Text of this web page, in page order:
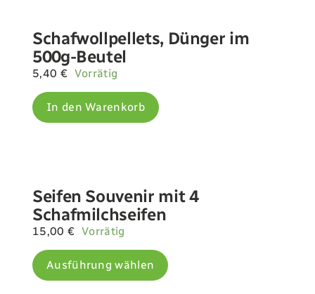
Schafwollpellets, Dünger im
500g-Beutel
5,40 € Vorrätig
In den Warenkorb
Seifen Souvenir mit 4
Schafmilchseifen
15,00 € Vorrätig
Ausführung wählen
Produkt